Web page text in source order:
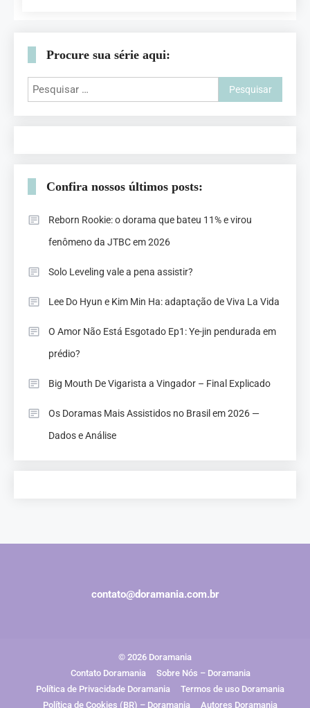
Procure sua série aqui:
Confira nossos últimos posts:
Reborn Rookie: o dorama que bateu 11% e virou
fenômeno da JTBC em 2026
Solo Leveling vale a pena assistir?
Lee Do Hyun e Kim Min Ha: adaptação de Viva La Vida
O Amor Não Está Esgotado Ep1: Ye-jin pendurada em
prédio?
Big Mouth De Vigarista a Vingador – Final Explicado
Os Doramas Mais Assistidos no Brasil em 2026 —
Dados e Análise
contato@doramania.com.br
© 2026 Doramania
Contato Doramania
Sobre Nós – Doramania
Política de Privacidade Doramania
Termos de uso Doramania
Política de Cookies (BR) – Doramania
Autores Doramania